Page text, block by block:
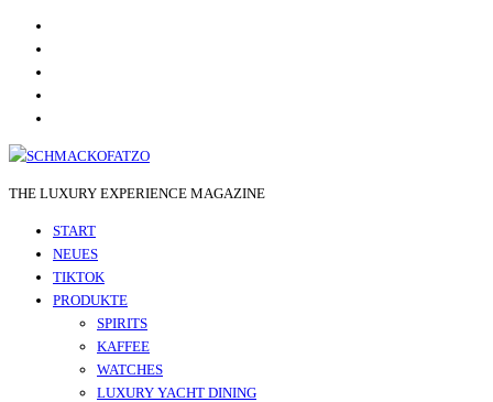
THE LUXURY EXPERIENCE MAGAZINE
START
NEUES
TIKTOK
PRODUKTE
SPIRITS
KAFFEE
WATCHES
LUXURY YACHT DINING